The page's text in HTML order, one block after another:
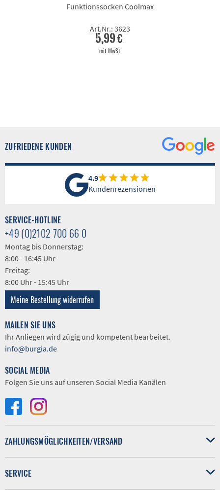
Funktionssocken Coolmax
Art.Nr.: 3623
5,99 €
mit MwSt.
ZUFRIEDENE KUNDEN
4.9
Kundenrezensionen
SERVICE-HOTLINE
+49 (0)2102 700 66 0
Montag bis Donnerstag:
8:00 - 16:45 Uhr
Freitag:
8:00 Uhr - 15:45 Uhr
Meine Bestellung widerrufen
MAILEN SIE UNS
Ihr Anliegen wird zügig und kompetent bearbeitet.
info@burgia.de
SOCIAL MEDIA
Folgen Sie uns auf unseren Social Media Kanälen
ZAHLUNGSMÖGLICHKEITEN/VERSAND
SERVICE